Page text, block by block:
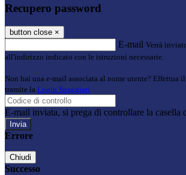
Recupero password
button close ×
E-mail Verrà
all'indirizzo indicato con le istruzioni necessarie.
Non hai una e-mail associata al nome utente? Effettua
tramite la Login Spaggiari
E-mail inviata, si prega di controllare la casella
Errore
Chiudi
Successo